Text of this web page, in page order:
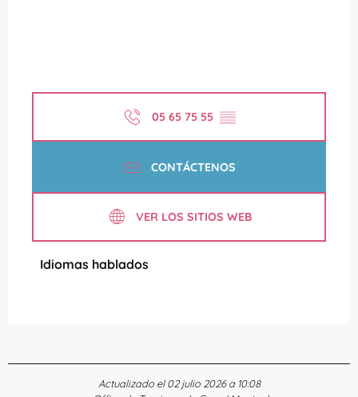
05 65 75 55 ▒▒
CONTÁCTENOS
VER LOS SITIOS WEB
Idiomas hablados
Idiomas hablados
Actualizado el 02 julio 2026 a 10:08